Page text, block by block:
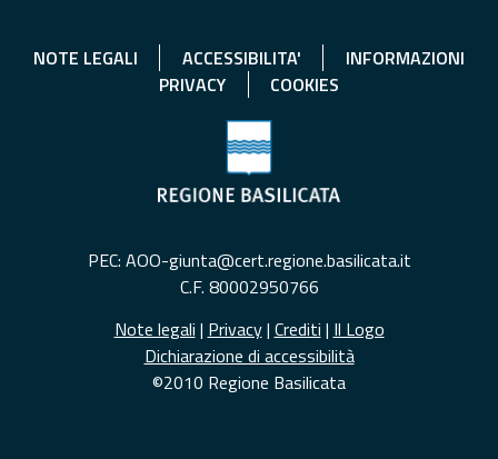
NOTE LEGALI ACCESSIBILITA'
INFORMAZIONI
PRIVACY
COOKIES
PEC: AOO-giunta@cert.regione.basilicata.it
C.F. 80002950766
Note legali | Privacy| Crediti | Il Logo
Dichiarazione di accessibilità
©2010 Regione Basilicata